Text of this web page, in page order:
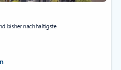
bisher nachhaltigste